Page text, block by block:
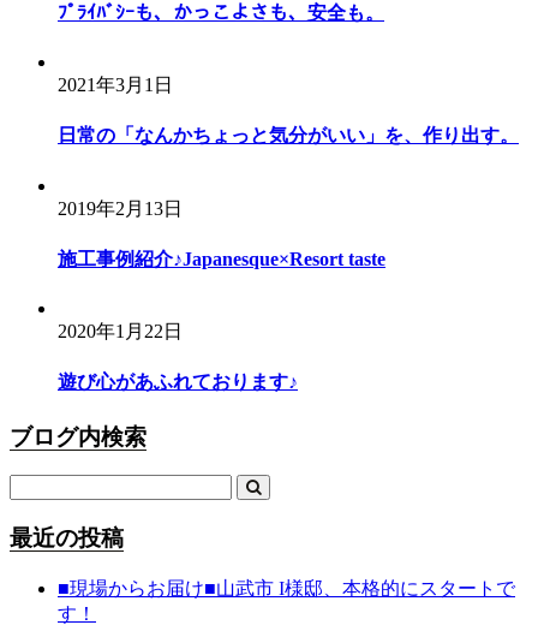
ﾌﾟﾗｲﾊﾞｼｰも、かっこよさも、安全も。
2021年3月1日
日常の「なんかちょっと気分がいい」を、作り出す。
2019年2月13日
施工事例紹介♪Japanesque×Resort taste
2020年1月22日
遊び心があふれております♪
ブログ内検索
最近の投稿
■現場からお届け■山武市 I様邸、本格的にスタートで
す！